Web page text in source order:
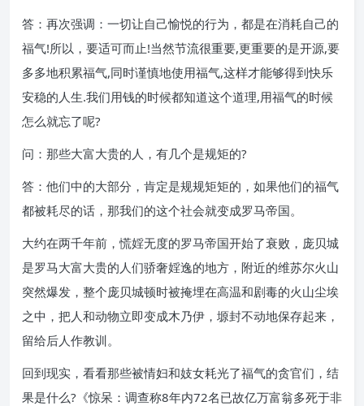
答：再次强调：一切让自己愉悦的行为，都是在消耗自己的
福气!所以，要适可而止!当然节流很重要,更重要的是开源,要
多多地积累福气,同时谨慎地使用福气,这样才能够得到快乐
安稳的人生.我们用钱的时候都知道这个道理,用福气的时候
怎么就忘了呢?
问：那些大富大贵的人，有几个是规矩的?
答：他们中的大部分，肯定是规规矩矩的，如果他们的福气
都被耗尽的话，那我们的这个社会就变成罗马帝国。
大约在两千年前，慌婬无度的罗马帝国开始了衰败，庞贝城
是罗马大富大贵的人们骄奢婬逸的地方，附近的维苏尔火山
突然爆发，整个庞贝城顿时被掩埋在高温和剧毒的火山尘埃
之中，把人和动物立即变成木乃伊，塬封不动地保存起来，
留给后人作教训。
回到现实，看看那些被情妇和妓女耗光了福气的贪官们，结
果是什么?《惊呆：调查称8年内72名已故亿万富翁多死于非